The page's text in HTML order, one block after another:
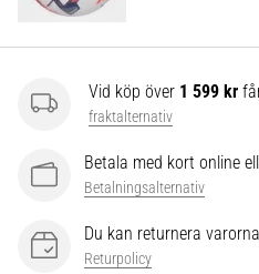
Vid köp över 1 599 kr
fraktalternativ
Betala med kort online
Betalningsalternativ
Du kan returnera
Returpolicy